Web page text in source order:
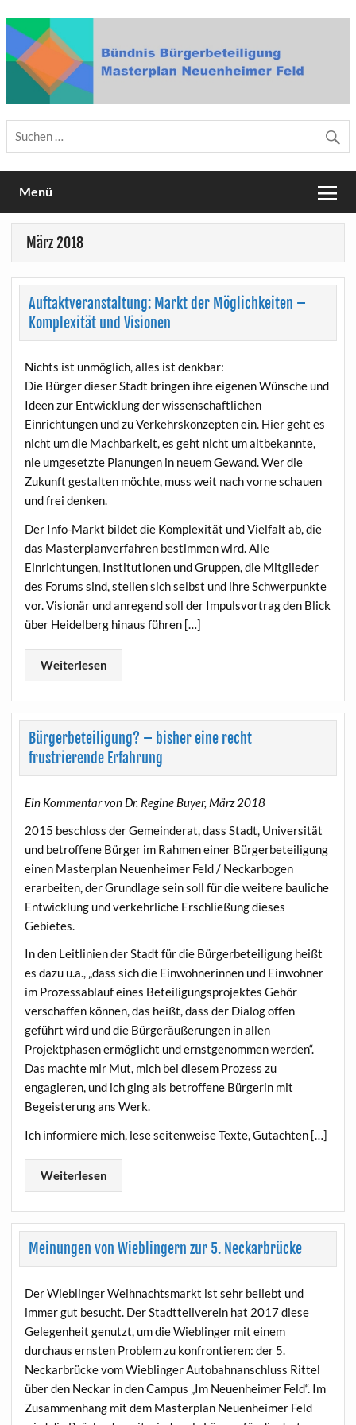
to
content
Bündnis Bürgerbeteiligung
Masterplan Neuenheimer Feld
Menü
März 2018
Auftaktveranstaltung: Markt der Möglichkeiten –
Komplexität und Visionen
Nichts ist unmöglich, alles ist denkbar:
Die Bürger dieser Stadt bringen ihre eigenen Wünsche und
Ideen zur Entwicklung der wissenschaftlichen
Einrichtungen und zu Verkehrskonzepten ein. Hier geht es
nicht um die Machbarkeit, es geht nicht um altbekannte,
nie umgesetzte Planungen in neuem Gewand. Wer die
Zukunft gestalten möchte, muss weit nach vorne schauen
und frei denken.
Der Info-Markt bildet die Komplexität und Vielfalt ab, die
das Masterplanverfahren bestimmen wird. Alle
Einrichtungen, Institutionen und Gruppen, die Mitglieder
des Forums sind, stellen sich selbst und ihre Schwerpunkte
vor. Visionär und anregend soll der Impulsvortrag den Blick
über Heidelberg hinaus führen […]
Weiterlesen
Bürgerbeteiligung? – bisher eine recht
frustrierende Erfahrung
Ein Kommentar von Dr. Regine Buyer, März 2018
2015 beschloss der Gemeinderat, dass Stadt, Universität
und betroffene Bürger im Rahmen einer Bürgerbeteiligung
einen Masterplan Neuenheimer Feld / Neckarbogen
erarbeiten, der Grundlage sein soll für die weitere bauliche
Entwicklung und verkehrliche Erschließung dieses
Gebietes.
In den Leitlinien der Stadt für die Bürgerbeteiligung heißt
es dazu u.a., „dass sich die Einwohnerinnen und Einwohner
im Prozessablauf eines Beteiligungsprojektes Gehör
verschaffen können, das heißt, dass der Dialog offen
geführt wird und die Bürgeräußerungen in allen
Projektphasen ermöglicht und ernstgenommen werden“.
Das machte mir Mut, mich bei diesem Prozess zu
engagieren, und ich ging als betroffene Bürgerin mit
Begeisterung ans Werk.
Ich informiere mich, lese seitenweise Texte, Gutachten […]
Weiterlesen
Meinungen von Wieblingern zur 5. Neckarbrücke
Der Wieblinger Weihnachtsmarkt ist sehr beliebt und
immer gut besucht. Der Stadtteilverein hat 2017 diese
Gelegenheit genutzt, um die Wieblinger mit einem
durchaus ernsten Problem zu konfrontieren: der 5.
Neckarbrücke vom Wieblinger Autobahnanschluss Rittel
über den Neckar in den Campus „Im Neuenheimer Feld“. Im
Zusammenhang mit dem Masterplan Neuenheimer Feld